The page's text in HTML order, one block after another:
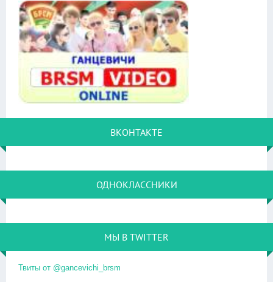
ВКОНТАКТЕ
ОДНОКЛАССНИКИ
МЫ В TWITTER
Твиты от @gancevichi_brsm